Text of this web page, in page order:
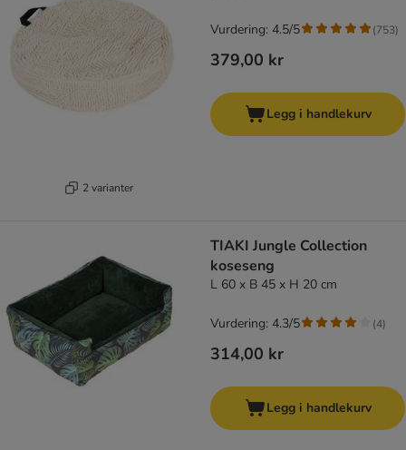
2 varianter
379,00 kr
Vurdering: 4.5/5 (753)
Legg i handlekurv
TIAKI Jungle Collection
koseseng
L 60 x B 45 x H 20 cm
314,00 kr
Vurdering: 4.3/5 (4)
Legg i handlekurv